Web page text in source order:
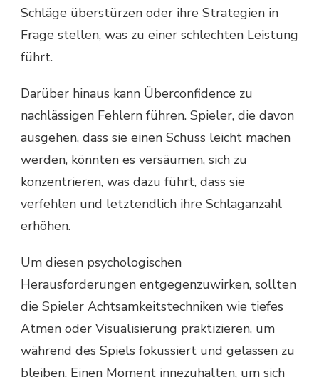
Schläge überstürzen oder ihre Strategien in
Frage stellen, was zu einer schlechten Leistung
führt.
Darüber hinaus kann Überconfidence zu
nachlässigen Fehlern führen. Spieler, die davon
ausgehen, dass sie einen Schuss leicht machen
werden, könnten es versäumen, sich zu
konzentrieren, was dazu führt, dass sie
verfehlen und letztendlich ihre Schlaganzahl
erhöhen.
Um diesen psychologischen
Herausforderungen entgegenzuwirken, sollten
die Spieler Achtsamkeitstechniken wie tiefes
Atmen oder Visualisierung praktizieren, um
während des Spiels fokussiert und gelassen zu
bleiben. Einen Moment innezuhalten, um sich